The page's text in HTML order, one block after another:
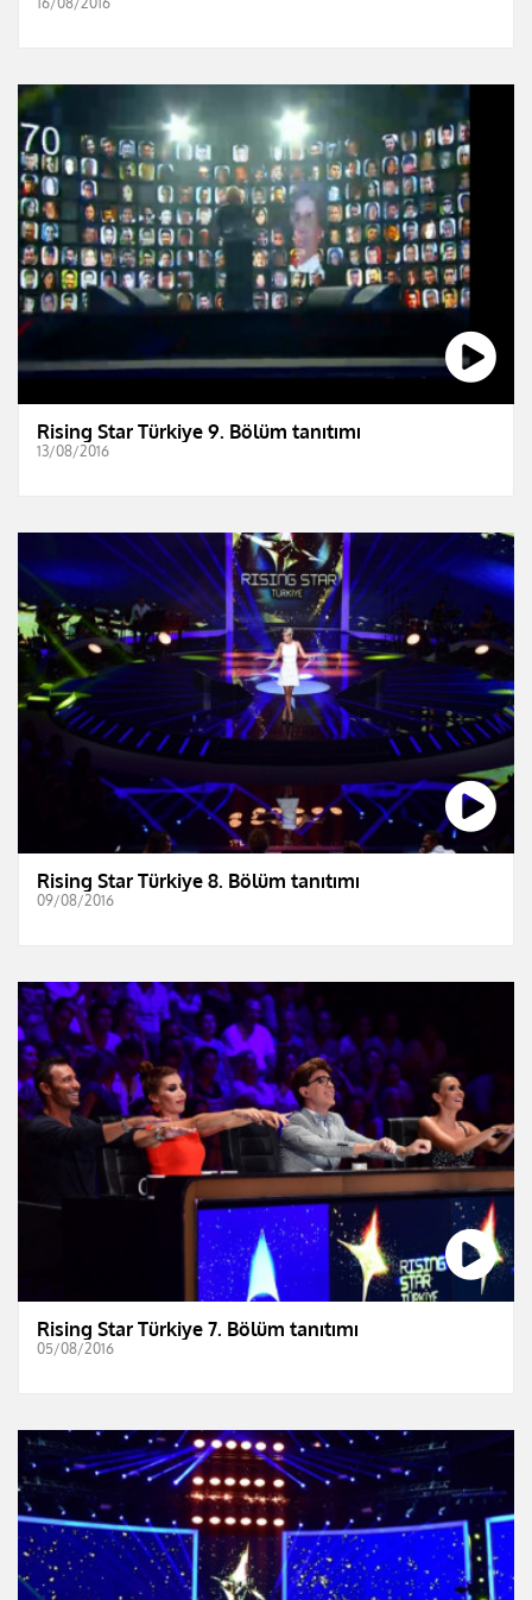
Rising Star Türkiye 9. Bölüm tanıtımı
13/08/2016
Rising Star Türkiye 8. Bölüm tanıtımı
09/08/2016
Rising Star Türkiye 7. Bölüm tanıtımı
05/08/2016